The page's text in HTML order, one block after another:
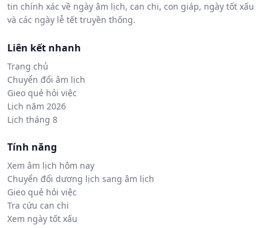
tin chính xác về ngày âm lịch, can chi, con giáp, ngày tốt xấu
và các ngày lễ tết truyền thống.
Liên kết nhanh
Trang chủ
Chuyển đổi âm lịch
Gieo quẻ hỏi việc
Lịch năm 2026
Lịch tháng 8
Tính năng
Xem âm lịch hôm nay
Chuyển đổi dương lịch sang âm lịch
Gieo quẻ hỏi việc
Tra cứu can chi
Xem ngày tốt xấu